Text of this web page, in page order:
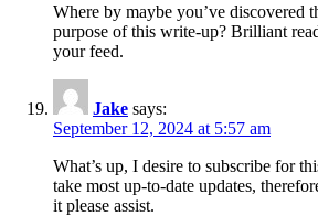
Where by maybe you’ve discovered
purpose of this write-up? Brilliant
your feed.
Jake says:
September 12, 2024 at 5:57 am
What’s up, I desire to subscribe for
take most up-to-date updates,
it please assist.